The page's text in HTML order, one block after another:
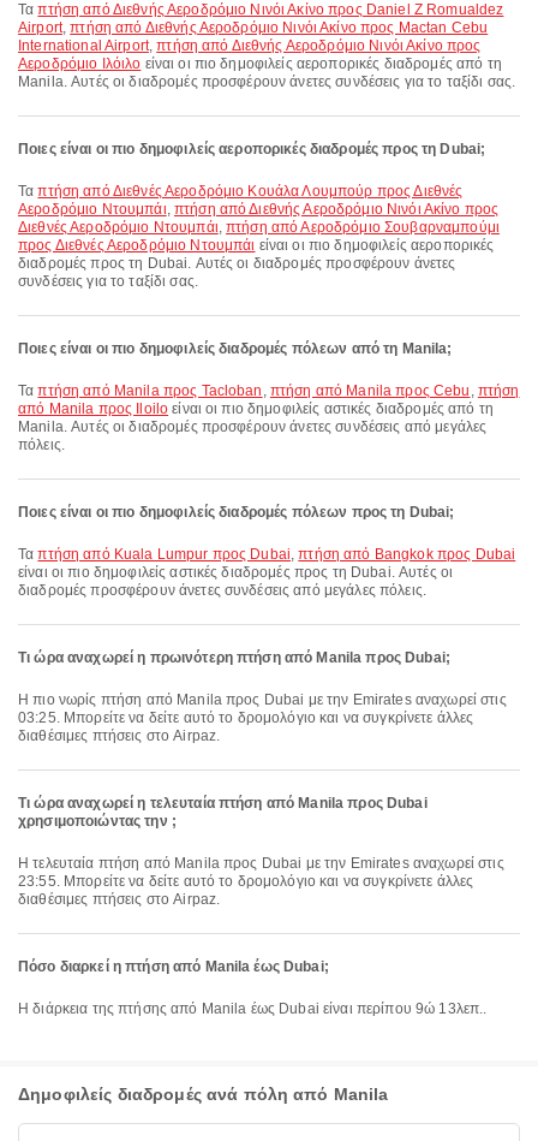
Ταπτήση από Διεθνής Αεροδρόμιο Νινόι Ακίνο προς Daniel Z Romualdez
Airport,πτήση από Διεθνής Αεροδρόμιο Νινόι Ακίνο προς Mactan Cebu
International Airport,πτήση από Διεθνής Αεροδρόμιο Νινόι Ακίνο προς
Αεροδρόμιο Ιλόιλο είναι οι πιο δημοφιλείς αεροπορικές διαδρομές από τη
Manila. Αυτές οι διαδρομές προσφέρουν άνετες συνδέσεις για το ταξίδι σας.
Ποιες είναι οι πιο δημοφιλείς αεροπορικές διαδρομές προς τη Dubai;
Ταπτήση από Διεθνές Αεροδρόμιο Κουάλα Λουμπούρ προς Διεθνές
Αεροδρόμιο Ντουμπάι, πτήση από Διεθνής Αεροδρόμιο Νινόι Ακίνο προς
Διεθνές Αεροδρόμιο Ντουμπάι,πτήση από Αεροδρόμιο Σουβαρναμπούμι
προς Διεθνές Αεροδρόμιο Ντουμπάι είναι οι πιο δημοφιλείς αεροπορικές
διαδρομές προς τη Dubai. Αυτές οι διαδρομές προσφέρουν άνετες
συνδέσεις για το ταξίδι σας.
Ποιες είναι οι πιο δημοφιλείς διαδρομές πόλεων από τη Manila;
Ταπτήση από Manila προς Tacloban , πτήση από Manila προς Cebu , πτήση
από Manila προς Iloilo είναι οι πιο δημοφιλείς αστικές διαδρομές από τη
Manila. Αυτές οι διαδρομές προσφέρουν άνετες συνδέσεις από μεγάλες
πόλεις.
Ποιες είναι οι πιο δημοφιλείς διαδρομές πόλεων προς τη Dubai;
Ταπτήση από Kuala Lumpur προς Dubai,πτήση από Bangkok προς Dubai
είναι οι πιο δημοφιλείς αστικές διαδρομές προς τη Dubai. Αυτές οι
διαδρομές προσφέρουν άνετες συνδέσεις από μεγάλες πόλεις.
Τι ώρα αναχωρεί η πρωινότερη πτήση από Manila προς Dubai;
Η πιο νωρίς πτήση από Manila προς Dubai με την Emirates αναχωρεί στις
03:25. Μπορείτε να δείτε αυτό το δρομολόγιο και να συγκρίνετε άλλες
διαθέσιμες πτήσεις στο Airpaz.
Τι ώρα αναχωρεί η τελευταία πτήση από Manila προς Dubai
χρησιμοποιώντας την ;
Η τελευταία πτήση από Manila προς Dubai με την Emirates αναχωρεί στις
23:55. Μπορείτε να δείτε αυτό το δρομολόγιο και να συγκρίνετε άλλες
διαθέσιμες πτήσεις στο Airpaz.
Πόσο διαρκεί η πτήση από Manila έως Dubai;
Η διάρκεια της πτήσης από Manila έως Dubai είναι περίπου 9ώ 13λεπ..
Δημοφιλείς διαδρομές ανά πόλη από Manila